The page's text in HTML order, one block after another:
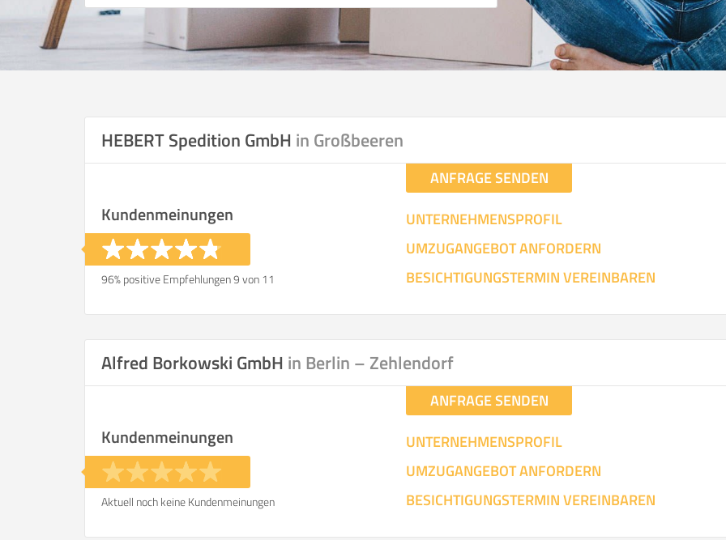
HEBERT Spedition GmbH in Großbeeren
ANFRAGE SENDEN
UNTERNEHMENSPROFIL
UMZUGANGEBOT ANFORDERN
BESICHTIGUNGSTERMIN VEREINBAREN
Kundenmeinungen
96% positive Empfehlungen 9 von 11
Alfred Borkowski GmbH in Berlin – Zehlendorf
ANFRAGE SENDEN
UNTERNEHMENSPROFIL
UMZUGANGEBOT ANFORDERN
BESICHTIGUNGSTERMIN VEREINBAREN
Kundenmeinungen
Aktuell noch keine Kundenmeinungen